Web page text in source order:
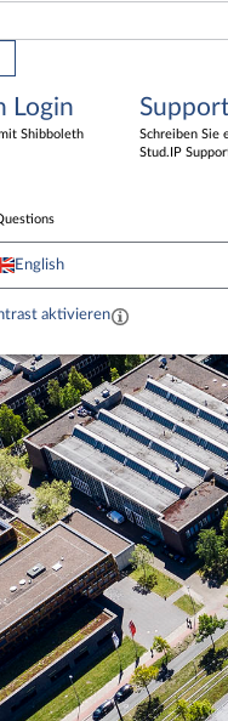
Login
Shibboleth
Support
Schreiben Sie
Stud.IP
English
aktivieren